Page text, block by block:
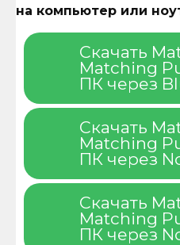
на компьютер или
Скачать
Matching
ПК через
Скачать
Matching
ПК через
Скачать
Matching
ПК через